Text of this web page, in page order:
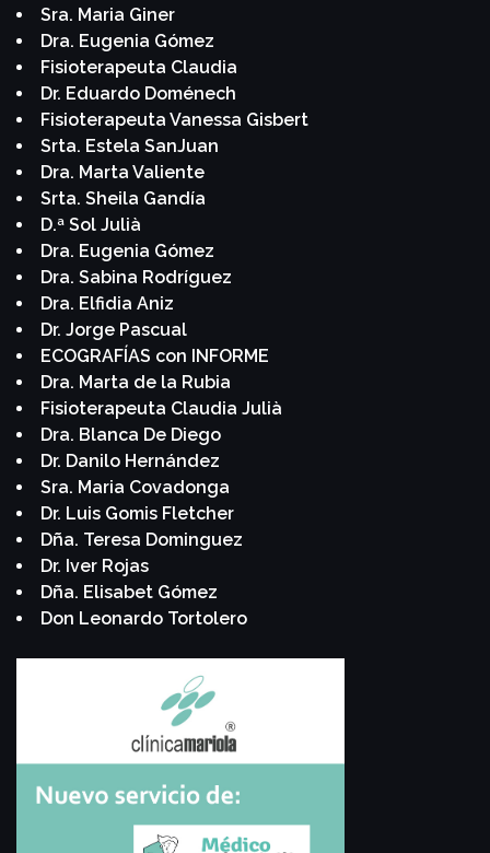
Sra. Maria Giner
Dra. Eugenia Gómez
Fisioterapeuta Claudia
Dr. Eduardo Doménech
Fisioterapeuta Vanessa Gisbert
Srta. Estela SanJuan
Dra. Marta Valiente
Srta. Sheila Gandía
D.ª Sol Julià
Dra. Eugenia Gómez
Dra. Sabina Rodríguez
Dra. Elfidia Aniz
Dr. Jorge Pascual
ECOGRAFÍAS con INFORME
Dra. Marta de la Rubia
Fisioterapeuta Claudia Julià
Dra. Blanca De Diego
Dr. Danilo Hernández
Sra. Maria Covadonga
Dr. Luis Gomis Fletcher
Dña. Teresa Dominguez
Dr. Iver Rojas
Dña. Elisabet Gómez
Don Leonardo Tortolero